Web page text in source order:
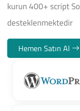
kurun 400+ script
desteklenmektedir
Hemen Satın Al